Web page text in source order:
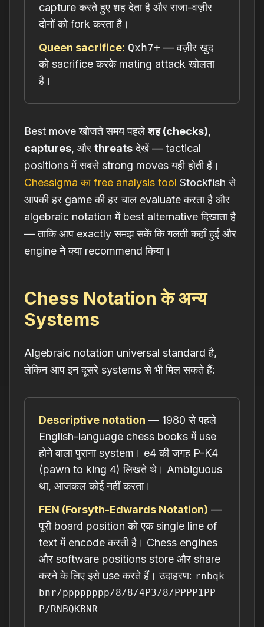
capture करते हुए शह देता है और राजा-वज़ीर
दोनों को fork करता है।
Queen sacrifice: Qxh7+ — वज़ीर खुद
को sacrifice करके mating attack खोलता
है।
Best move खोजते समय पहलेशह (checks),
captures, और threatsदेखें — tactical
positions में सबसे strong moves यही होती हैं।
Chessigma का free analysis tool Stockfish से
आपकी हर game की हर चाल evaluate करता है और
algebraic notation में best alternative दिखाता है
— ताकि आप exactly समझ सकें कि गलती कहाँ हुई और
engine ने क्या recommend किया।
Chess Notation के अन्य
Systems
Algebraic notation universal standard है,
लेकिन आप इन दूसरे systems से भी मिल सकते हैं:
Descriptive notation — 1980 से पहले
English-language chess books में use
होने वाला पुराना system। e4 की जगह P-K4
(pawn to king 4) लिखते थे। Ambiguous
था, आजकल कोई नहीं करता।
FEN (Forsyth-Edwards Notation) —
पूरी board position को एक single line of
text में encode करती है। Chess engines
और software positions store और share
करने के लिए इसे use करते हैं। उदाहरण: rnbqk
bnr/pppppppp/8/8/4P3/8/PPPP1PP
P/RNBQKBNR